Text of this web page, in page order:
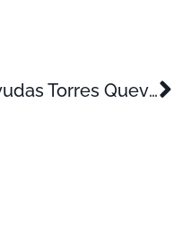
Ayudas Torres Quevedo 2024